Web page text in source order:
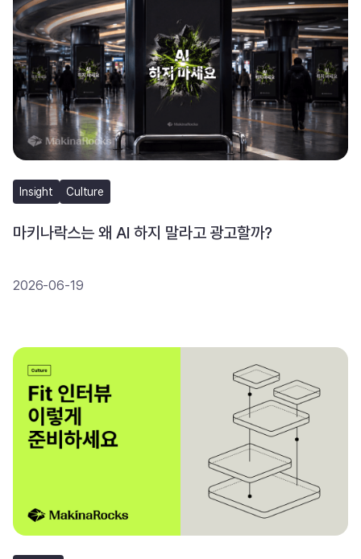
Insight Culture
마키나락스는 왜 AI 하지 말라고 광고할까?
2026-06-19